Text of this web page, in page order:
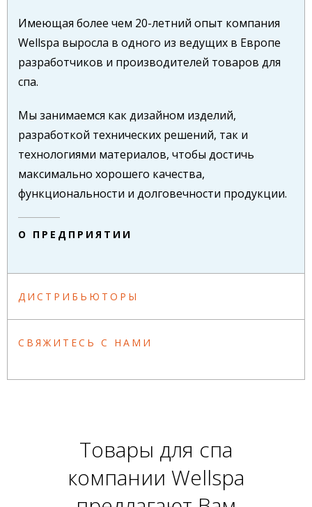
Имеющая более чем 20-летний опыт компания
Wellspa выросла в одного из ведущих в Европе
разработчиков и производителей товаров для
спа.
Мы занимаемся как дизайном изделий,
разработкой технических решений, так и
технологиями материалов, чтобы достичь
максимально хорошего качества,
функциональности и долговечности продукции.
О ПРЕДПРИЯТИИ
ДИСТРИБЬЮТОРЫ
СВЯЖИТЕСЬ С НАМИ
Товары для спа
компании Wellspa